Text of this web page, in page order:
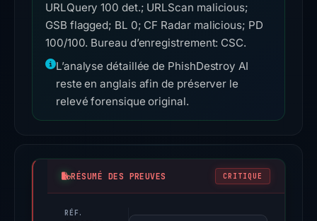
URLQuery 100 det.; URLScan malicious;
GSB flagged; BL 0; CF Radar malicious; PD
100/100. Bureau d’enregistrement: CSC.
L’analyse détaillée de PhishDestroy AI
reste en anglais afin de préserver le
relevé forensique original.
RÉSUMÉ DES PREUVES CRITIQUE
RÉF.
Analysis